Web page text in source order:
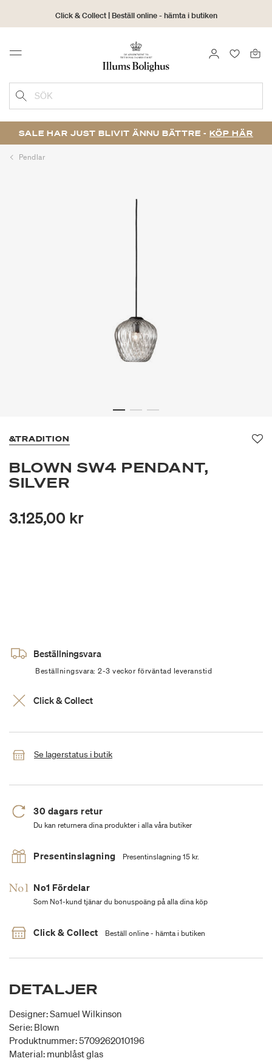
Click & Collect | Beställ online - hämta i butiken
30 dagars returrätt
Menu LOGGA IN
SÖK
SALE HAR JUST BLIVIT ÄNNU BÄTTRE - KÖP HÄR
Pendlar
&TRADITION
BLOWN SW4 PENDANT,
SILVER
3.125,00 kr
Beställningsvara
Beställningsvara: 2-3 veckor förväntad leveranstid
Click & Collect
Se lagerstatus i butik
30 dagars retur
Du kan returnera dina produkter i alla våra butiker
Presentinslagning Presentinslagning 15 kr.
No1 Fördelar
Som No1-kund tjänar du bonuspoäng på alla dina köp
Click & Collect Beställ online - hämta i butiken
DETALJER
Designer: Samuel Wilkinson
Serie: Blown
Produktnummer: 5709262010196
Material: munblåst glas